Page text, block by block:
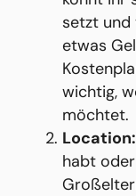
setzt und
etwas
wichtig,
möchtet.
Location:
habt